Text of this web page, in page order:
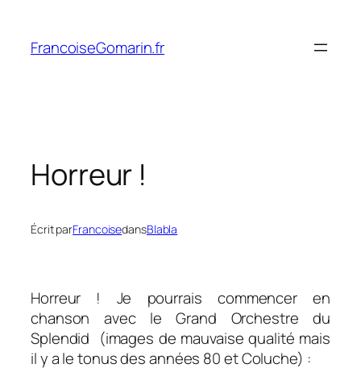
contenu
FrancoiseGomarin.fr
Horreur !
Écrit parFrancoisedansBlabla
Horreur ! Je pourrais commencer en
chanson avec le Grand Orchestre du
Splendid (images de mauvaise qualité mais
il y a le tonus des années 80 et Coluche) :